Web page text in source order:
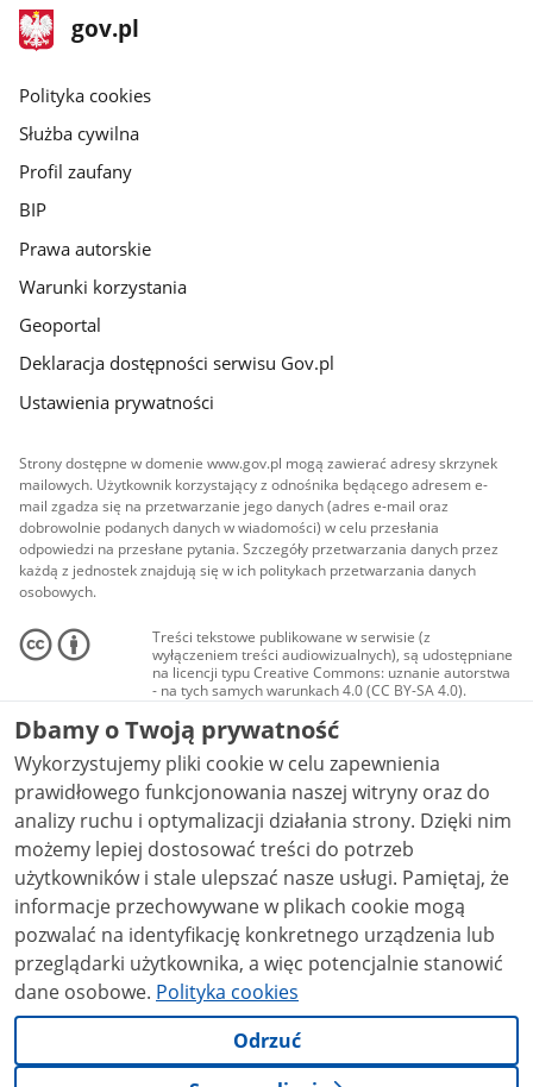
stopka
gov.pl
Strona
gov.pl
gov.pl
Polityka cookies
Służba cywilna
Profil zaufany
BIP
Prawa autorskie
Warunki korzystania
Geoportal
Deklaracja dostępności serwisu Gov.pl
Ustawienia prywatności
Strony dostępne w domenie www.gov.pl mogą zawierać adresy skrzynek
mailowych. Użytkownik korzystający z odnośnika będącego adresem e-
mail zgadza się na przetwarzanie jego danych (adres e-mail oraz
dobrowolnie podanych danych w wiadomości) w celu przesłania
odpowiedzi na przesłane pytania. Szczegóły przetwarzania danych przez
każdą z jednostek znajdują się w ich politykach przetwarzania danych
osobowych.
Treści tekstowe publikowane w serwisie (z
wyłączeniem treści audiowizualnych), są udostępniane
na licencji typu Creative Commons: uznanie autorstwa
- na tych samych warunkach 4.0 (CC BY-SA 4.0).
Materiały audiowizualne, w tym zdjęcia, materiały
audio i wideo, są udostępniane na licencji typu
Creative Commons: uznanie autorstwa użycie
niekomercyjne - bez utworów zależnych 4.0 (CC BY-
NC-ND 4.0), o ile nie jest to stwierdzone inaczej.
Dbamy o Twoją prywatność
Wykorzystujemy pliki cookie w celu zapewnienia
prawidłowego funkcjonowania naszej witryny oraz do
analizy ruchu i optymalizacji działania strony. Dzięki nim
możemy lepiej dostosować treści do potrzeb
użytkowników i stale ulepszać nasze usługi. Pamiętaj, że
informacje przechowywane w plikach cookie mogą
pozwalać na identyfikację konkretnego urządzenia lub
przeglądarki użytkownika, a więc potencjalnie stanowić
dane osobowe. Polityka cookies
Odrzuć